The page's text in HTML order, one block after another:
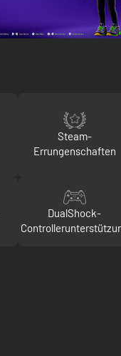
Steam-
Errungenschaften
DualShock-